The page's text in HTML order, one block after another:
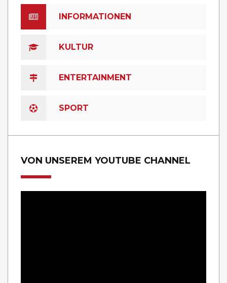
INFORMATIONEN
KULTUR
ENTERTAINMENT
SPORT
VON UNSEREM YOUTUBE CHANNEL